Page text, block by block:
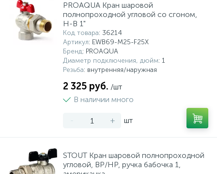
PROAQUA Кран шаровой
полнопроходной угловой со сгоном,
Н-В 1"
Код товара: 36214
Артикул: EWB69-M25-F25X
Бренд: PROAQUA
Диаметр подключения, дюйм: 1
Резьба: внутренняя/наружная
2 325 руб. /шт
В наличии много
- + шт
STOUT Кран шаровой полнопроходной
угловой, ВР/НР, ручка бабочка 1,